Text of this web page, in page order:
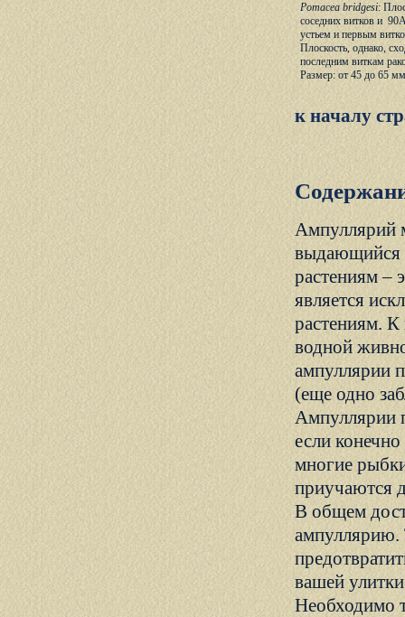
Pomacea bridgesi:
соседних витков и
устьем и первым
Плоскость, однако,
последним виткам
Размер: от 45 до 65
к началу
Ампуллярий
выдающийся
растениям –
является
растениям.
водной
ампуллярии
(еще одно
Ампуллярии
если
многие
приучаются
В общем
ампуллярию.
вашей
Необходимо